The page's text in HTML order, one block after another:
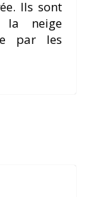
Ils sont
la neige
par les